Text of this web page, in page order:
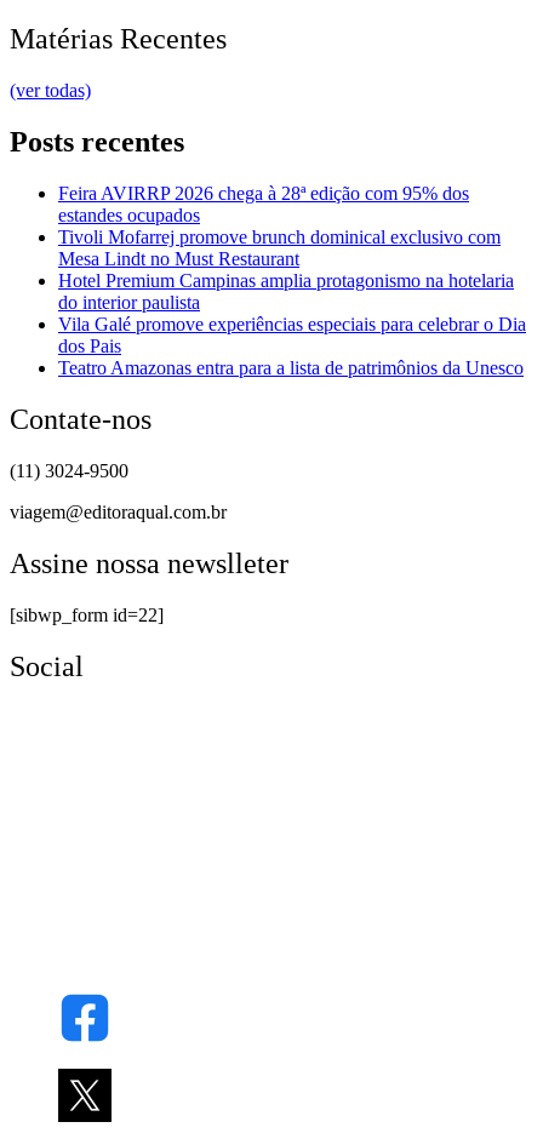
Matérias Recentes
(ver todas)
Posts recentes
Feira AVIRRP 2026 chega à 28ª edição com 95% dos
estandes ocupados
Tivoli Mofarrej promove brunch dominical exclusivo com
Mesa Lindt no Must Restaurant
Hotel Premium Campinas amplia protagonismo na hotelaria
do interior paulista
Vila Galé promove experiências especiais para celebrar o Dia
dos Pais
Teatro Amazonas entra para a lista de patrimônios da Unesco
Contate-nos
(11) 3024-9500
viagem@editoraqual.com.br
Assine nossa newslleter
[sibwp_form id=22]
Social